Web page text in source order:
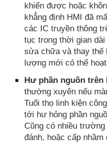
khiển được hoặc
khẳng định HMI đã
các IC truyền thông
tục trong thời gian
sửa chữa và thay thế
lượng mới có thể
Hư phần nguồn trên
thường xuyên nếu
Tuổi thọ linh kiện
tới hư hỏng phần
Cũng có nhiều
đánh, hoặc cấp nhầm